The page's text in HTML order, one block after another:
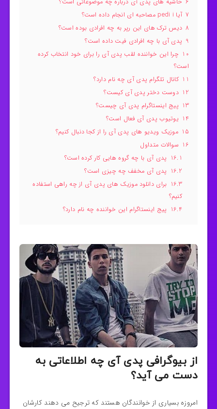
6 حاشیه های پدی آی درباره چه موضوعاتی است؟
7 آیا pedi i مصاحبه ای انجام داده است؟
8 دیس ترک های این رپر به چه افرادی بوده است؟
9 پدی آی با چه افرادی فیت داده است؟
10 چرا این خواننده لقب پدی آی را برای خود انتخاب کرده
است؟
11 کانال تلگرام پدی آی چه نام دارد؟
12 دوست دختر پدی آی کیست؟
13 پیج اینستاگرام پدی آی چیست؟
14 یوتیوب پدی آی فعال است؟
15 موزیک ویدیو های پدی آی را از کجا دنبال کنیم؟
16 سوالات متداول
16.1 پدی آی با چه گروه هایی کار کرده است؟
16.2 پدی آی مخفف چه چیزی است؟
16.3 برای دانلود موزیک های پدی آی از چه راهی استفاده
کنیم؟
16.4 پیج اینستاگرام این خواننده چه نام دارد؟
از بیوگرافی پدی آی چه اطلاعاتی به
دست می آید؟
امروزه بسیاری از خوانندگان هستند که ترجیح می دهند کارشان